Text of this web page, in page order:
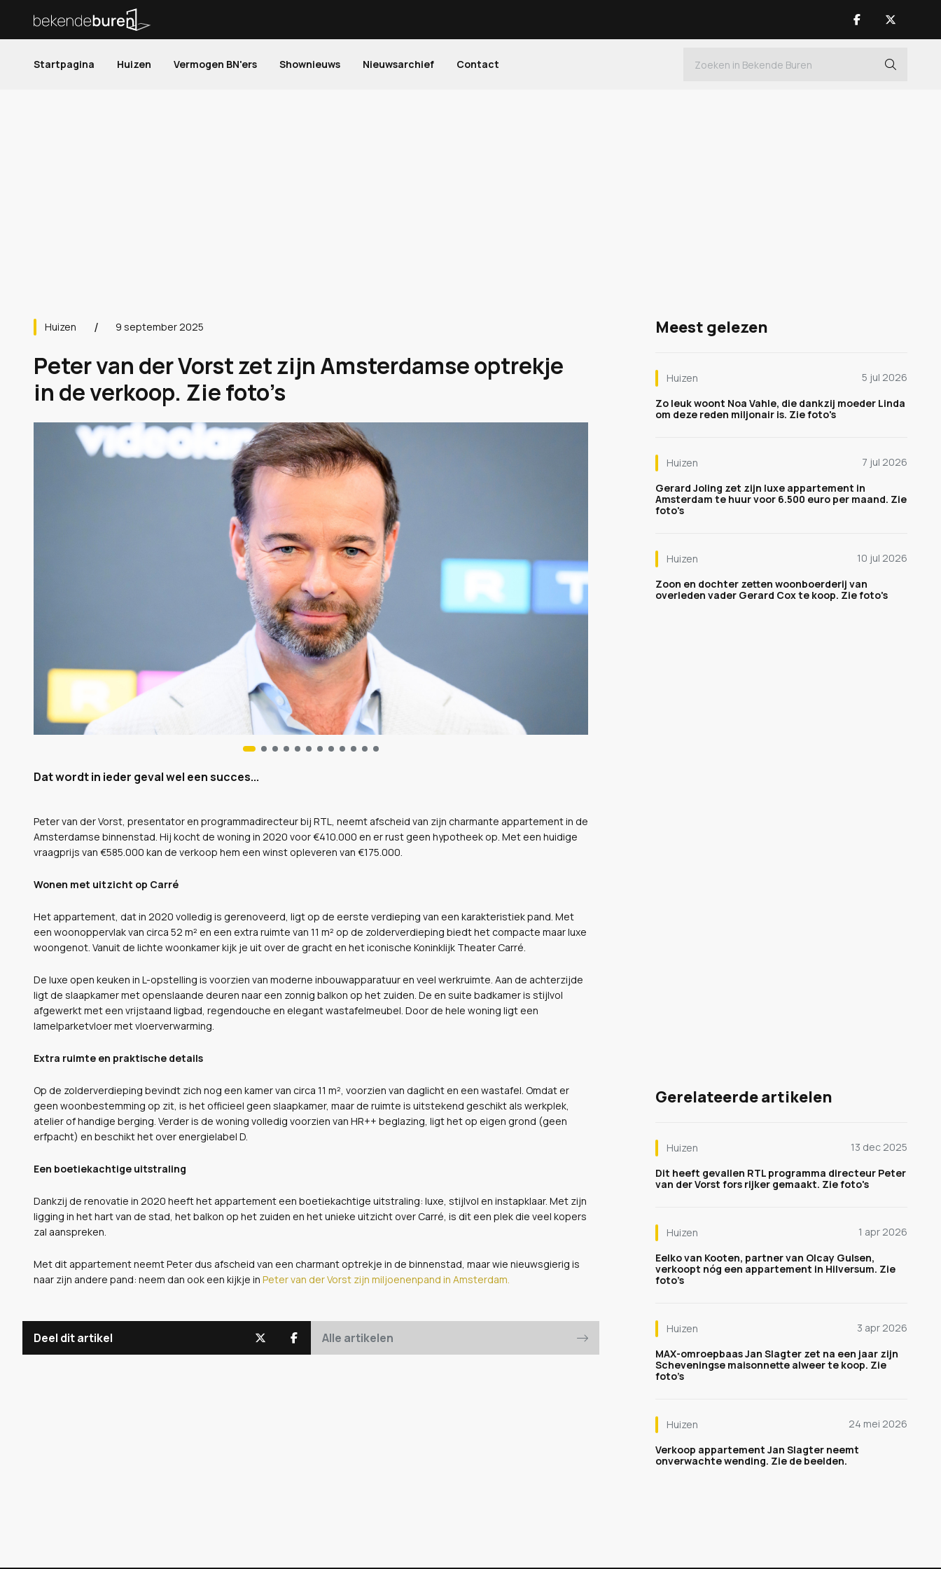
Startpagina Huizen Vermogen BN'ers Shownieuws Nieuwsarchief Contact
Huizen 9 september 2025
Peter van der Vorst zet zijn Amsterdamse optrekje
in de verkoop. Zie foto’s
Dat wordt in ieder geval wel een succes...
Peter van der Vorst, presentator en programmadirecteur bij RTL, neemt afscheid van zijn charmante appartement in de
Amsterdamse binnenstad. Hij kocht de woning in 2020 voor €410.000 en er rust geen hypotheek op. Met een huidige
vraagprijs van €585.000 kan de verkoop hem een winst opleveren van €175.000.
Wonen met uitzicht op Carré
Het appartement, dat in 2020 volledig is gerenoveerd, ligt op de eerste verdieping van een karakteristiek pand. Met
een woonoppervlak van circa 52 m² en een extra ruimte van 11 m² op de zolderverdieping biedt het compacte maar luxe
woongenot. Vanuit de lichte woonkamer kijk je uit over de gracht en het iconische Koninklijk Theater Carré.
De luxe open keuken in L-opstelling is voorzien van moderne inbouwapparatuur en veel werkruimte. Aan de achterzijde
ligt de slaapkamer met openslaande deuren naar een zonnig balkon op het zuiden. De en suite badkamer is stijlvol
afgewerkt met een vrijstaand ligbad, regendouche en elegant wastafelmeubel. Door de hele woning ligt een
lamelparketvloer met vloerverwarming.
Extra ruimte en praktische details
Op de zolderverdieping bevindt zich nog een kamer van circa 11 m², voorzien van daglicht en een wastafel. Omdat er
geen woonbestemming op zit, is het officieel geen slaapkamer, maar de ruimte is uitstekend geschikt als werkplek,
atelier of handige berging. Verder is de woning volledig voorzien van HR++ beglazing, ligt het op eigen grond (geen
erfpacht) en beschikt het over energielabel D.
Een boetiekachtige uitstraling
Dankzij de renovatie in 2020 heeft het appartement een boetiekachtige uitstraling: luxe, stijlvol en instapklaar. Met zijn
ligging in het hart van de stad, het balkon op het zuiden en het unieke uitzicht over Carré, is dit een plek die veel kopers
zal aanspreken.
Met dit appartement neemt Peter dus afscheid van een charmant optrekje in de binnenstad, maar wie nieuwsgierig is
naar zijn andere pand: neem dan ook een kijkje in Peter van der Vorst zijn miljoenenpand in Amsterdam.
Deel dit artikel Alle artikelen
Meest gelezen
Huizen
5 jul 2026
Zo leuk woont Noa Vahle, die dankzij moeder Linda
om deze reden miljonair is. Zie foto's
Huizen
7 jul 2026
Gerard Joling zet zijn luxe appartement in
Amsterdam te huur voor 6.500 euro per maand. Zie
foto's
Huizen
10 jul 2026
Zoon en dochter zetten woonboerderij van
overleden vader Gerard Cox te koop. Zie foto's
Gerelateerde artikelen
Huizen
13 dec 2025
Dit heeft gevallen RTL programma directeur Peter
van der Vorst fors rijker gemaakt. Zie foto's
Huizen
1 apr 2026
Eelko van Kooten, partner van Olcay Gulsen,
verkoopt nóg een appartement in Hilversum. Zie
foto’s
Huizen
3 apr 2026
MAX-omroepbaas Jan Slagter zet na een jaar zijn
Scheveningse maisonnette alweer te koop. Zie
foto’s
Huizen
24 mei 2026
Verkoop appartement Jan Slagter neemt
onverwachte wending. Zie de beelden.